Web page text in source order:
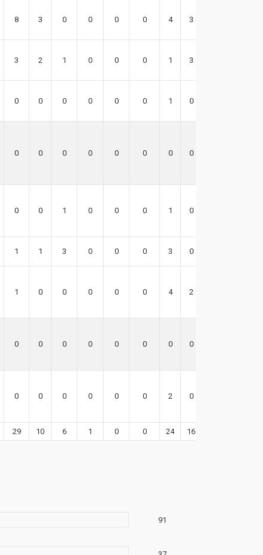
8 3 0 0 0 0 4 3
3 2 1 0 0 0 1 3
0 0 0 0 0 0 1 0
0 0 0 0 0 0 0 0
0 0 1 0 0 0 1 0
1 1 3 0 0 0 3 0
1 0 0 0 0 0 4 2
0 0 0 0 0 0 0 0
0 0 0 0 0 0 2 0
29 10 6 1 0 0 24 16
91